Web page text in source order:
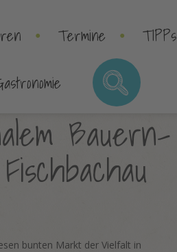
• Termine • TIPPs
Bauern-
bunten Markt der Vielfalt in